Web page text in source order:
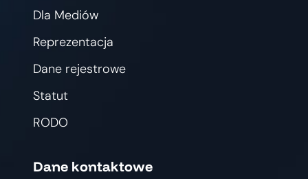
Dla Mediów
Reprezentacja
Dane rejestrowe
Statut
RODO
Dane kontaktowe